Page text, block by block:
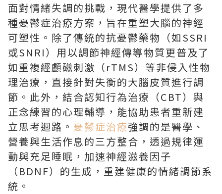
面對情緒失調的挑戰，現代醫學提供了多
種憂鬱症治療方案，旨在重塑大腦的神經
可塑性。除了傳統的抗憂鬱藥物（如SSRI
或SNRI）用以調節神經傳導物質更普及了
如重複經顱磁刺激（rTMS）等非侵入性物
理治療，直接針對失衡的大腦皮質進行調
節。此外，結合認知行為治療（CBT）與
正念練習的心理輔導，能協助患者重新建
立思考迴路。 憂鬱症治療強調的是醫學、
營養與生活作息的三方整合，透過規律運
動與充足睡眠，加速神經滋養因子
（BDNF）的生成，重建健康的情緒調節系
統。